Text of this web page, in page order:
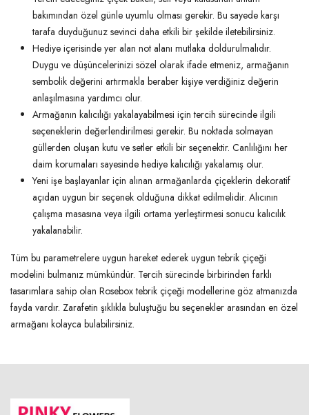
bakımından özel günle uyumlu olması gerekir. Bu sayede karşı
tarafa duyduğunuz sevinci daha etkili bir şekilde iletebilirsiniz.
Hediye içerisinde yer alan not alanı mutlaka doldurulmalıdır.
Duygu ve düşüncelerinizi sözel olarak ifade etmeniz, armağanın
sembolik değerini artırmakla beraber kişiye verdiğiniz değerin
anlaşılmasına yardımcı olur.
Armağanın kalıcılığı yakalayabilmesi için tercih sürecinde ilgili
seçeneklerin değerlendirilmesi gerekir. Bu noktada solmayan
güllerden oluşan kutu ve setler etkili bir seçenektir. Canlılığını her
daim korumaları sayesinde hediye kalıcılığı yakalamış olur.
Yeni işe başlayanlar için alınan armağanlarda çiçeklerin dekoratif
açıdan uygun bir seçenek olduğuna dikkat edilmelidir. Alıcının
çalışma masasına veya ilgili ortama yerleştirmesi sonucu kalıcılık
yakalanabilir.
Tüm bu parametrelere uygun hareket ederek uygun tebrik çiçeği
modelini bulmanız mümkündür. Tercih sürecinde birbirinden farklı
tasarımlara sahip olan Rosebox tebrik çiçeği modellerine göz atmanızda
fayda vardır. Zarafetin şıklıkla buluştuğu bu seçenekler arasından en özel
armağanı kolayca bulabilirsiniz.